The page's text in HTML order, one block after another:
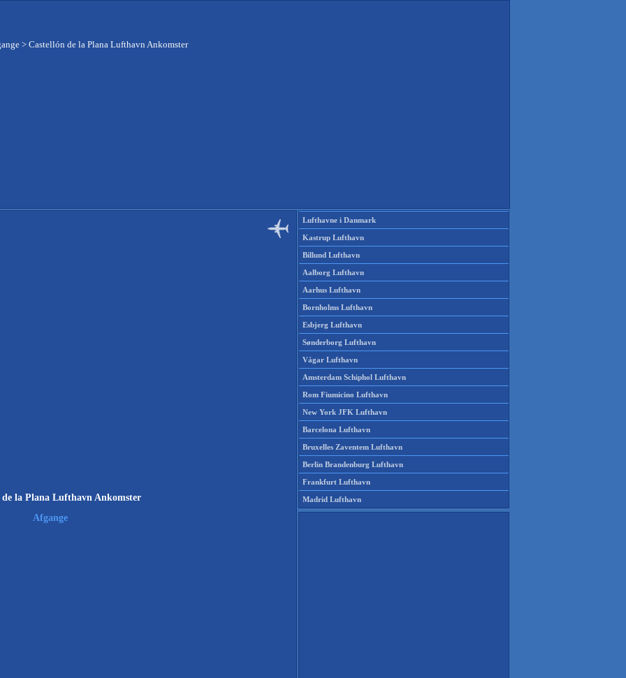
> Castellón de la Plana Lufthavn Ankomster
de la Plana Lufthavn Ankomster
Afgange
Lufthavne i Danmark
Kastrup Lufthavn
Billund Lufthavn
Aalborg Lufthavn
Aarhus Lufthavn
Bornholms Lufthavn
Esbjerg Lufthavn
Sønderborg Lufthavn
Vágar Lufthavn
Amsterdam Schiphol Lufthavn
Rom Fiumicino Lufthavn
New York JFK Lufthavn
Barcelona Lufthavn
Bruxelles Zaventem Lufthavn
Berlin Brandenburg Lufthavn
Frankfurt Lufthavn
Madrid Lufthavn